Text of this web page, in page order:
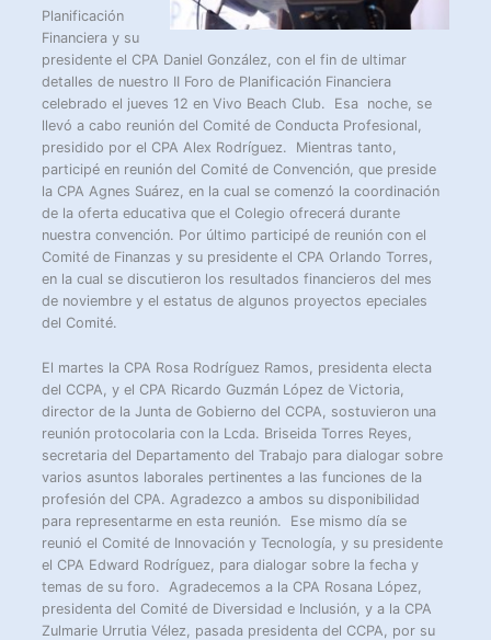
Planificación
Financiera y su
presidente el CPA Daniel González, con el fin de ultimar
detalles de nuestro II Foro de Planificación Financiera
celebrado el jueves 12 en Vivo Beach Club. Esa noche, se
llevó a cabo reunión del Comité de Conducta Profesional,
presidido por el CPA Alex Rodríguez. Mientras tanto,
participé en reunión del Comité de Convención, que preside
la CPA Agnes Suárez, en la cual se comenzó la coordinación
de la oferta educativa que el Colegio ofrecerá durante
nuestra convención. Por último participé de reunión con el
Comité de Finanzas y su presidente el CPA Orlando Torres,
en la cual se discutieron los resultados financieros del mes
de noviembre y el estatus de algunos proyectos epeciales
del Comité.
El martes la CPA Rosa Rodríguez Ramos, presidenta electa
del CCPA, y el CPA Ricardo Guzmán López de Victoria,
director de la Junta de Gobierno del CCPA, sostuvieron una
reunión protocolaria con la Lcda. Briseida Torres Reyes,
secretaria del Departamento del Trabajo para dialogar sobre
varios asuntos laborales pertinentes a las funciones de la
profesión del CPA. Agradezco a ambos su disponibilidad
para representarme en esta reunión. Ese mismo día se
reunió el Comité de Innovación y Tecnología, y su presidente
el CPA Edward Rodríguez, para dialogar sobre la fecha y
temas de su foro. Agradecemos a la CPA Rosana López,
presidenta del Comité de Diversidad e Inclusión, y a la CPA
Zulmarie Urrutia Vélez, pasada presidenta del CCPA, por su